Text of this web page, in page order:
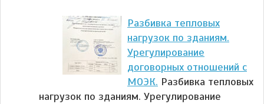
Разбивка тепловых
нагрузок по зданиям.
Урегулирование
договорных отношений с
МОЭК. Разбивка тепловых
нагрузок по зданиям. Урегулирование